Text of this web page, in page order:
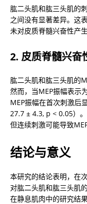
肱二头肌和肱三头肌的
之间没有显著差异。这
未对皮质脊髓兴奋性产生
2. 皮质脊髓兴奋
肱二头肌和肱三头肌的
然而，当MEP振幅表示
MEP振幅在首次刺激后
27.7 ± 4.3, p < 0.05）
但连续刺激可能导致
结论与意义
本研究的结论表明，在
对肱二头肌和肱三头肌
在静息肌肉中的研究结